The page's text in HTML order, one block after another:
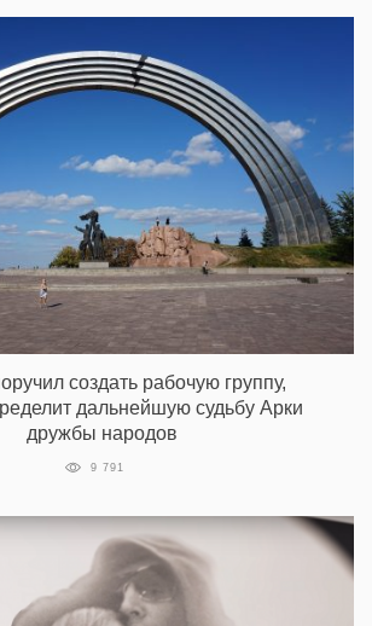
создать рабочую группу,
дальнейшую судьбу Арки
дружбы народов
9 791